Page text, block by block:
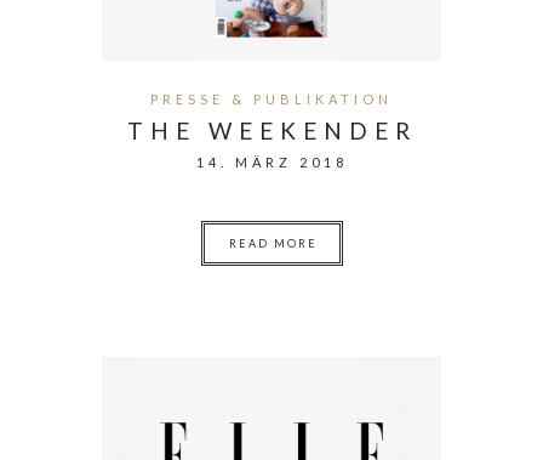
PRESSE & PUBLIKATION
THE WEEKENDER
14. MÄRZ 2018
READ MORE